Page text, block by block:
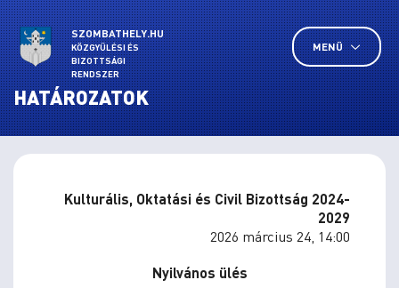
SZOMBATHELY.HU
KÖZGYŰLÉSI ÉS
BIZOTTSÁGI
RENDSZER
MENÜ
HATÁROZATOK
Kulturális, Oktatási és Civil Bizottság 2024-
2029
2026 március 24, 14:00
Nyilvános ülés